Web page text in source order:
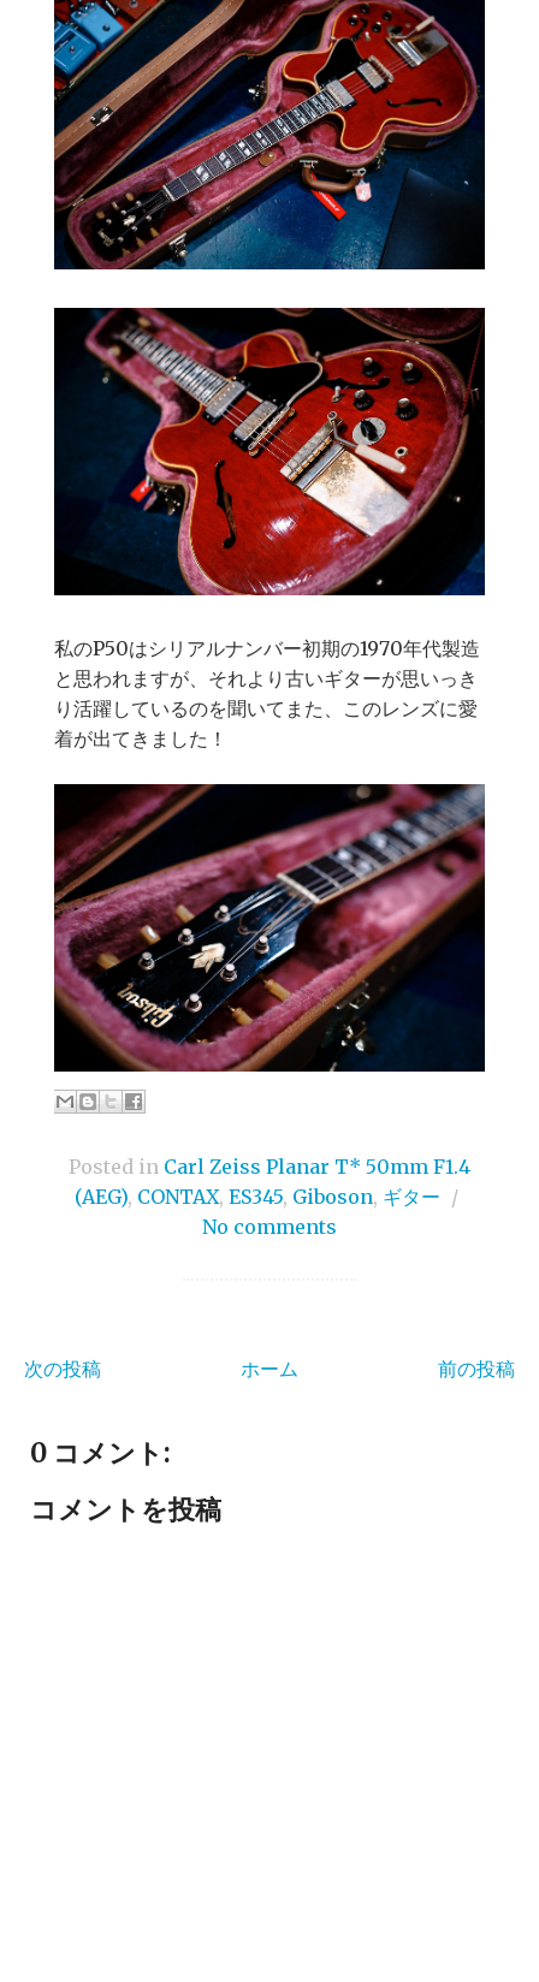
私のP50はシリアルナンバー初期の1970年代製造
と思われますが、それより古いギターが思いっき
り活躍しているのを聞いてまた、このレンズに愛
着が出てきました！
Posted in Carl Zeiss Planar T* 50mm F1.4
(AEG), CONTAX, ES345, Giboson, ギター /
No comments
次の投稿 前の投稿
ホーム
0 コメント:
コメントを投稿